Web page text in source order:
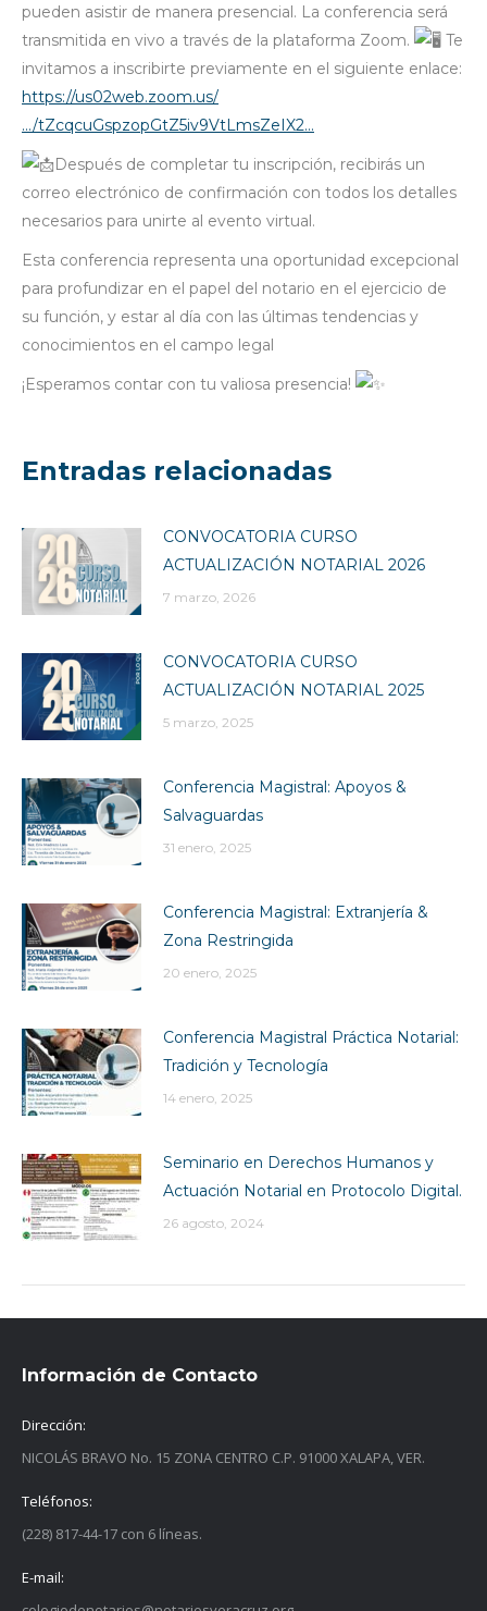
pueden asistir de manera presencial. La conferencia será
transmitida en vivo a través de la plataforma Zoom.
Te
invitamos a inscribirte previamente en el siguiente enlace:
https://us02web.zoom.us/
…/tZcqcuGspzopGtZ5iv9VtLmsZeIX2…
Después de completar tu inscripción, recibirás un
correo electrónico de confirmación con todos los detalles
necesarios para unirte al evento virtual.
Esta conferencia representa una oportunidad excepcional
para profundizar en el papel del notario en el ejercicio de
su función, y estar al día con las últimas tendencias y
conocimientos en el campo legal
¡Esperamos contar con tu valiosa presencia!
Entradas relacionadas
CONVOCATORIA CURSO
ACTUALIZACIÓN NOTARIAL 2026
7 marzo, 2026
CONVOCATORIA CURSO
ACTUALIZACIÓN NOTARIAL 2025
5 marzo, 2025
Conferencia Magistral: Apoyos &
Salvaguardas
31 enero, 2025
Conferencia Magistral: Extranjería &
Zona Restringida
20 enero, 2025
Conferencia Magistral Práctica Notarial:
Tradición y Tecnología
14 enero, 2025
Seminario en Derechos Humanos y
Actuación Notarial en Protocolo Digital.
26 agosto, 2024
Información de Contacto
Dirección:
NICOLÁS BRAVO No. 15 ZONA CENTRO C.P. 91000 XALAPA, VER.
Teléfonos:
(228) 817-44-17 con 6 líneas.
E-mail: